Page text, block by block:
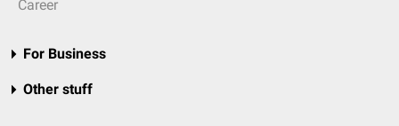
Career
For Business
Other stuff